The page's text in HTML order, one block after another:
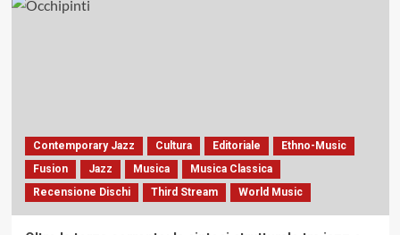
Contemporary Jazz Cultura Editoriale
Ethno-Music
Fusion
Jazz Musica
Musica Classica
Recensione Dischi
Third Stream World Music